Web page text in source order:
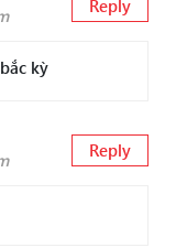
Reply
kỳ
Reply